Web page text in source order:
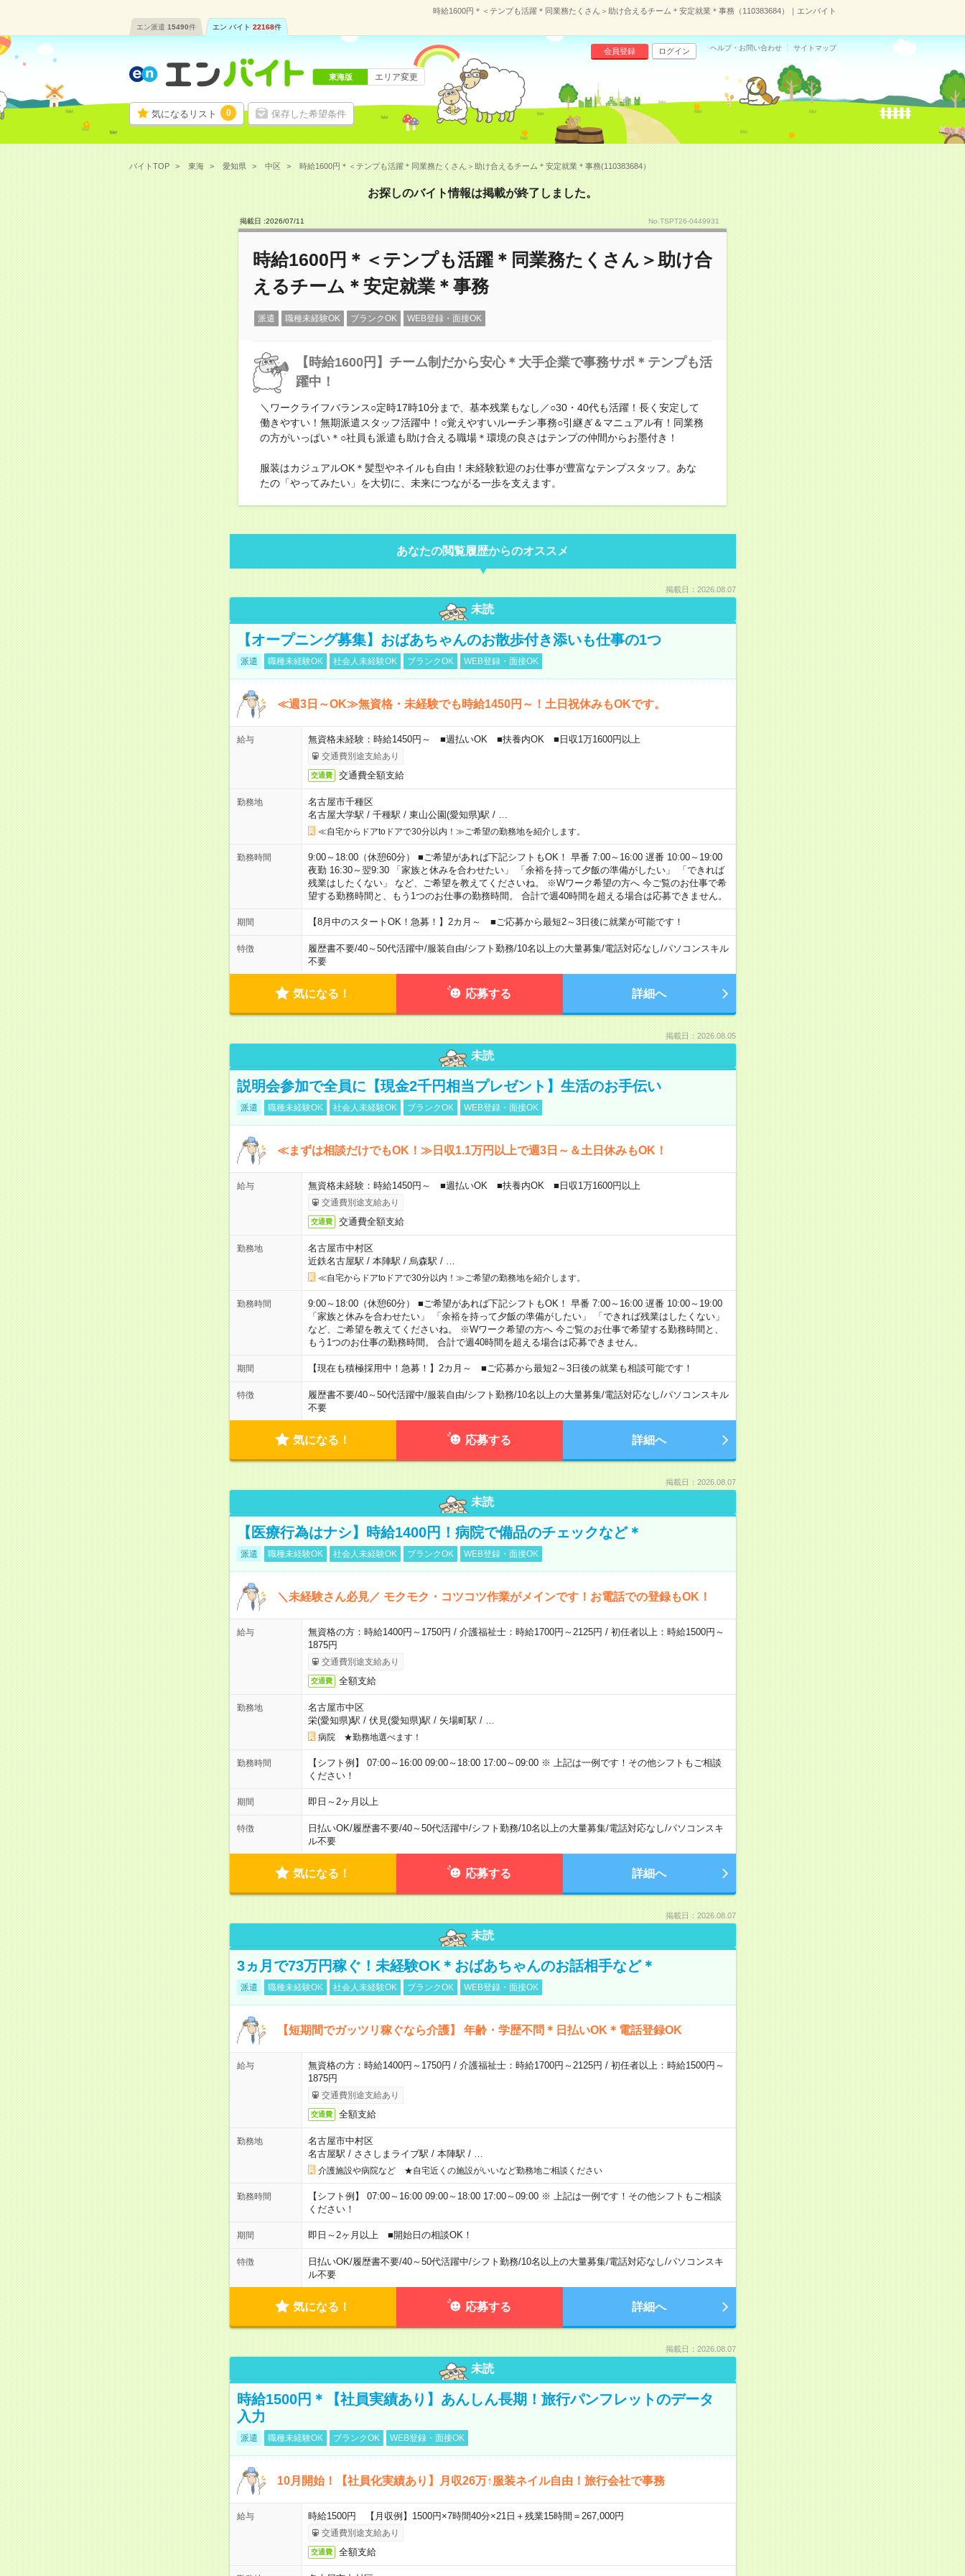
時給1600円＊＜テンプも活躍＊同業務たくさん＞助け合えるチーム＊安定就業＊事務（110383684）｜エンバイト
エン派遣 15490件 エン バイト 22168件
気になるリスト 0 保存した希望条件
会員登録 ログイン ヘルプ・お問い合わせ サイトマップ
東海版 エリア変更
バイトTOP 東海 愛知県 中区 時給1600円＊＜テンプも活躍＊同業務たくさん＞助け合えるチーム＊安定就業＊事務(110383684）
お探しのバイト情報は掲載が終了しました。
掲載日 :2026/07/11 No.TSPT26-0449931
時給1600円＊＜テンプも活躍＊同業務たくさん＞助け合
えるチーム＊安定就業＊事務
派遣 職種未経験OK ブランクOK WEB登録・面接OK
【時給1600円】チーム制だから安心＊大手企業で事務サポ＊テンプも活
躍中！
＼ワークライフバランス○定時17時10分まで、基本残業もなし／○30・40代も活躍！長く安定して
働きやすい！無期派遣スタッフ活躍中！○覚えやすいルーチン事務○引継ぎ＆マニュアル有！同業務
の方がいっぱい＊○社員も派遣も助け合える職場＊環境の良さはテンプの仲間からお墨付き！
服装はカジュアルOK＊髪型やネイルも自由！未経験歓迎のお仕事が豊富なテンプスタッフ。あな
たの「やってみたい」を大切に、未来につながる一歩を支えます。
あなたの閲覧履歴からのオススメ
掲載日：2026.08.07
未読
【オープニング募集】おばあちゃんのお散歩付き添いも仕事の1つ
派遣 職種未経験OK 社会人未経験OK ブランクOK WEB登録・面接OK
≪週3日～OK≫無資格・未経験でも時給1450円～！土日祝休みもOKです。
給与 無資格未経験：時給1450円～ ■週払いOK ■扶養内OK ■日収1万1600円以上
交通費別途支給あり
交通費 交通費全額支給
勤務地
名古屋市千種区
名古屋大学駅 / 千種駅 / 東山公園(愛知県)駅 /
≪自宅からドアtoドアで30分以内！≫ご希望の勤務地を紹介します。
勤務時間
9:00～18:00（休憩60分） ■ご希望があれば下記シフトもOK！ 早番 7:00～16:00 遅番 10:00～19:00
夜勤 16:30～翌9:30 「家族と休みを合わせたい」 「余裕を持って夕飯の準備がしたい」 「できれば
残業はしたくない」 など、ご希望を教えてくださいね。 ※Wワーク希望の方へ 今ご覧のお仕事で希
望する勤務時間と、もう1つのお仕事の勤務時間。 合計で週40時間を超える場合は応募できません。
期間 【8月中のスタートOK！急募！】2カ月～ ■ご応募から最短2～3日後に就業が可能です！
特徴 履歴書不要/40～50代活躍中/服装自由/シフト勤務/10名以上の大量募集/電話対応なし/パソコンスキル
不要
気になる！ 応募する 詳細へ
掲載日：2026.08.05
未読
説明会参加で全員に【現金2千円相当プレゼント】生活のお手伝い
派遣 職種未経験OK 社会人未経験OK ブランクOK WEB登録・面接OK
≪まずは相談だけでもOK！≫日収1.1万円以上で週3日～＆土日休みもOK！
給与 無資格未経験：時給1450円～ ■週払いOK ■扶養内OK ■日収1万1600円以上
交通費別途支給あり
交通費 交通費全額支給
勤務地
名古屋市中村区
近鉄名古屋駅 / 本陣駅 / 烏森駅 /
≪自宅からドアtoドアで30分以内！≫ご希望の勤務地を紹介します。
勤務時間
9:00～18:00（休憩60分） ■ご希望があれば下記シフトもOK！ 早番 7:00～16:00 遅番 10:00～19:00
「家族と休みを合わせたい」 「余裕を持って夕飯の準備がしたい」 「できれば残業はしたくない」
など、ご希望を教えてくださいね。 ※Wワーク希望の方へ 今ご覧のお仕事で希望する勤務時間と、
もう1つのお仕事の勤務時間。 合計で週40時間を超える場合は応募できません。
期間 【現在も積極採用中！急募！】2カ月～ ■ご応募から最短2～3日後の就業も相談可能です！
特徴 履歴書不要/40～50代活躍中/服装自由/シフト勤務/10名以上の大量募集/電話対応なし/パソコンスキル
不要
気になる！ 応募する 詳細へ
掲載日：2026.08.07
未読
【医療行為はナシ】時給1400円！病院で備品のチェックなど＊
派遣 職種未経験OK 社会人未経験OK ブランクOK WEB登録・面接OK
＼未経験さん必見／ モクモク・コツコツ作業がメインです！お電話での登録もOK！
給与
無資格の方：時給1400円～1750円 / 介護福祉士：時給1700円～2125円 / 初任者以上：時給1500円～
1875円
交通費別途支給あり
交通費 全額支給
勤務地
名古屋市中区
栄(愛知県)駅 / 伏見(愛知県)駅 / 矢場町駅 /
病院 ★勤務地選べます！
勤務時間
【シフト例】 07:00～16:00 09:00～18:00 17:00～09:00 ※ 上記は一例です！その他シフトもご相談
ください！
期間 即日～2ヶ月以上
特徴 日払いOK/履歴書不要/40～50代活躍中/シフト勤務/10名以上の大量募集/電話対応なし/パソコンスキ
ル不要
気になる！ 応募する 詳細へ
掲載日：2026.08.07
未読
3ヵ月で73万円稼ぐ！未経験OK＊おばあちゃんのお話相手など＊
派遣 職種未経験OK 社会人未経験OK ブランクOK WEB登録・面接OK
【短期間でガッツリ稼ぐなら介護】 年齢・学歴不問＊日払いOK＊電話登録OK
給与
無資格の方：時給1400円～1750円 / 介護福祉士：時給1700円～2125円 / 初任者以上：時給1500円～
1875円
交通費別途支給あり
交通費 全額支給
勤務地
名古屋市中村区
名古屋駅 / ささしまライブ駅 / 本陣駅 /
介護施設や病院など ★自宅近くの施設がいいなど勤務地ご相談ください
勤務時間
【シフト例】 07:00～16:00 09:00～18:00 17:00～09:00 ※ 上記は一例です！その他シフトもご相談
ください！
期間 即日～2ヶ月以上 ■開始日の相談OK！
特徴 日払いOK/履歴書不要/40～50代活躍中/シフト勤務/10名以上の大量募集/電話対応なし/パソコンスキ
ル不要
気になる！ 応募する 詳細へ
掲載日：2026.08.07
未読
時給1500円＊【社員実績あり】あんしん長期！旅行パンフレットのデータ
入力
派遣 職種未経験OK ブランクOK WEB登録・面接OK
10月開始！【社員化実績あり】月収26万↑服装ネイル自由！旅行会社で事務
給与 時給1500円 【月収例】1500円×7時間40分×21日＋残業15時間＝267,000円
交通費別途支給あり
交通費 全額支給